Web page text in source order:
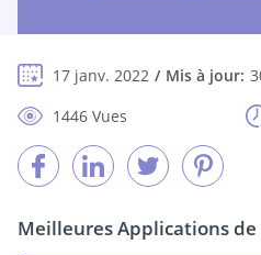
17 janv. 2022 Mis à jour:
1446 Vues
Meilleures Applications de